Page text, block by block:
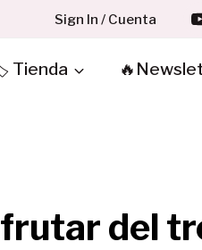
Sign In / Cuenta
Tienda
del